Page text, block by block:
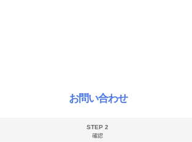
お問い合わせ
STEP 2
確認